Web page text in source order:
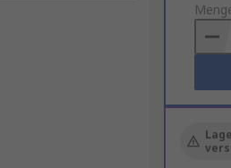
to
Basket